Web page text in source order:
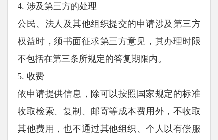
4. 涉及第三方的处理
公民、法人及其他组织提交的申请涉及第三方
权益时，须书面征求第三方意见，其办理时限
不包括在第三条所规定的答复期限内。
5. 收费
依申请提供信息，除可以按照国家规定的标准
收取检索、复制、邮寄等成本费用外，不收取
其他费用，也不通过其他组织、个人以有偿服